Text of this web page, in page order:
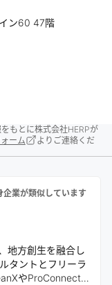
ン60 47階
もとに株式会社HERPが
ーム
よりご連絡くだ
企業が類似しています
地方創生を融合し
タントとフリーラ
やProConnect